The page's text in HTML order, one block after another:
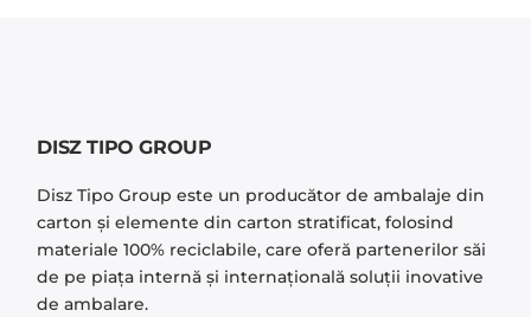
DISZ TIPO GROUP
Disz Tipo Group este un producător de ambalaje din
carton și elemente din carton stratificat, folosind
materiale 100% reciclabile, care oferă partenerilor săi
de pe piaţa internă şi internaţională soluţii inovative
de ambalare.